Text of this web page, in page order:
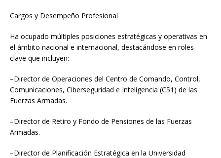
Cargos y Desempeño Profesional
Ha ocupado múltiples posiciones estratégicas y operativas en
el ámbito nacional e internacional, destacándose en roles
clave que incluyen:
–Director de Operaciones del Centro de Comando, Control,
Comunicaciones, Ciberseguridad e Inteligencia (C51) de las
Fuerzas Armadas.
–Director de Retiro y Fondo de Pensiones de las Fuerzas
Armadas.
–Director de Planificación Estratégica en la Universidad